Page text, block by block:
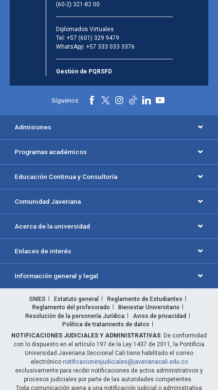
(60-2) 321-82 00
Diplomados Virtuales
Tel: +57 (601) 329 9479
WhatsApp: +57 333 033 3376
Gestión de PQRSFD
Síguenos
Admisiones
Programas académicos
Educación Continua y Consultoría
Comunidad Javeriana
Acerca de la universidad
Enlaces de interés
Información general y legal
SNIES Estatuto general
Reglamento de Estudiantes
Reglamento del profesorado
Bienestar Universitario
Resolución de la personería Jurídica
Aviso de privacidad
Política de tratamiento de datos
NOTIFICACIONES JUDICIALES Y ADMINISTRATIVAS: De conformidad
con lo dispuesto en el artículo 197 de la Ley 1437 de 2011, la Pontificia
Universidad Javeriana Seccional Cali tiene habilitado el correo
electrónico notificacionesjudiciales@javerianacali.edu.co
exclusivamente para recibir notificaciones de actos administrativos y
procesos judiciales por parte de las autoridades competentes.
Toda comunicación ajena a una notificación judicial o administrativa